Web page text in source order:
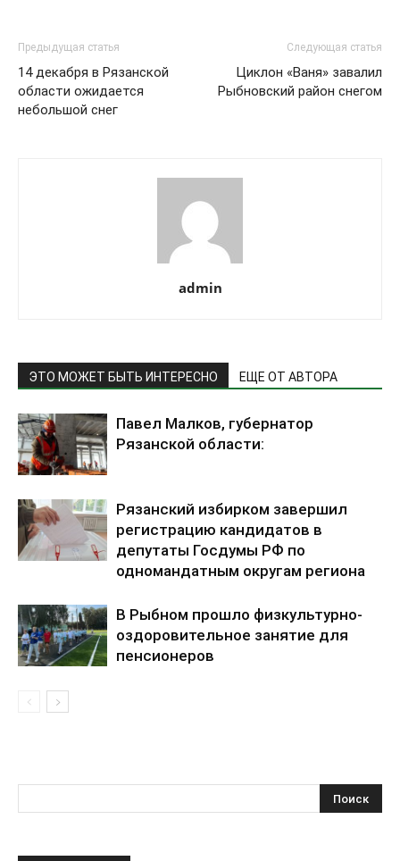
Предыдущая статья
14 декабря в Рязанской
области ожидается
небольшой снег
Следующая статья
Циклон «Ваня» завалил
Рыбновский район снегом
admin
ЭТО МОЖЕТ БЫТЬ ИНТЕРЕСНО ЕЩЕ ОТ АВТОРА
Павел Малков, губернатор
Рязанской области:
Рязанский избирком завершил
регистрацию кандидатов в
депутаты Госдумы РФ по
одномандатным округам региона
В Рыбном прошло физкультурно-
оздоровительное занятие для
пенсионеров